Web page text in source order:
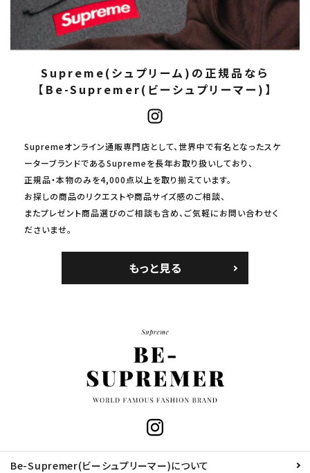
Supreme(シュプリーム)の正規品なら
【Be-Supremer(ビーシュプリーマー)】
Supremeオンライン通販専門店として、世界中で有名となったスケ
ーターブランドであるSupremeを長年お取り扱いしており、
正規品・本物のみを4,000点以上を取り揃えています。
お探しの商品のリクエストや商品サイズ感のご相談、
またプレゼント商品選びのご相談も含め、ご気軽にお問い合わせく
ださいませ。
もっと見る
Be-Supremer(ビーシュプリーマー)について